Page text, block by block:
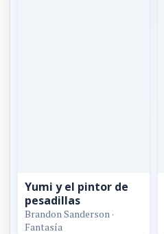
Yumi y el pintor de
pesadillas
Brandon Sanderson ·
Fantasía